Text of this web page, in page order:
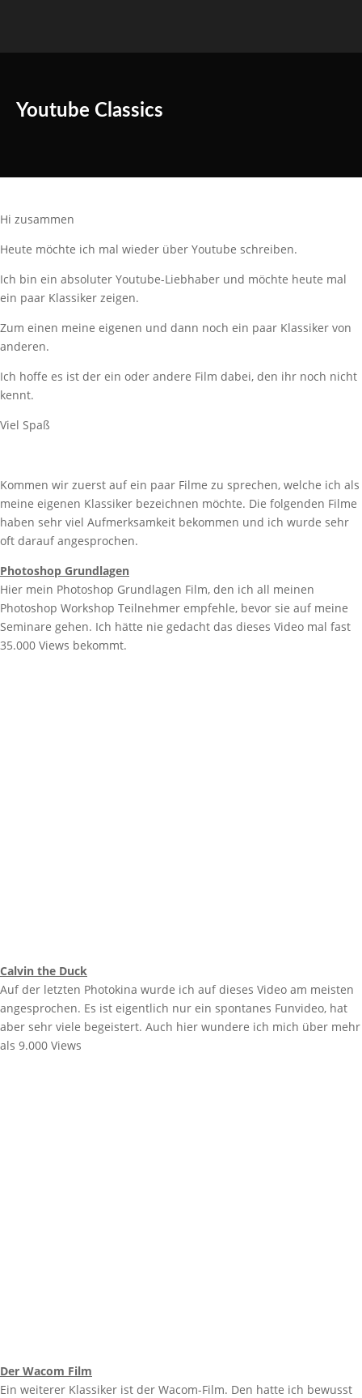
Youtube Classics
Hi zusammen
Heute möchte ich mal wieder über Youtube schreiben.
Ich bin ein absoluter Youtube-Liebhaber und möchte heute mal
ein paar Klassiker zeigen.
Zum einen meine eigenen und dann noch ein paar Klassiker von
anderen.
Ich hoffe es ist der ein oder andere Film dabei, den ihr noch nicht
kennt.
Viel Spaß
Kommen wir zuerst auf ein paar Filme zu sprechen, welche ich als
meine eigenen Klassiker bezeichnen möchte. Die folgenden Filme
haben sehr viel Aufmerksamkeit bekommen und ich wurde sehr
oft darauf angesprochen.
Photoshop Grundlagen
Hier mein Photoshop Grundlagen Film, den ich all meinen
Photoshop Workshop Teilnehmer empfehle, bevor sie auf meine
Seminare gehen. Ich hätte nie gedacht das dieses Video mal fast
35.000 Views bekommt.
Calvin the Duck
Auf der letzten Photokina wurde ich auf dieses Video am meisten
angesprochen. Es ist eigentlich nur ein spontanes Funvideo, hat
aber sehr viele begeistert. Auch hier wundere ich mich über mehr
als 9.000 Views
Der Wacom Film
Ein weiterer Klassiker ist der Wacom-Film. Den hatte ich bewusst